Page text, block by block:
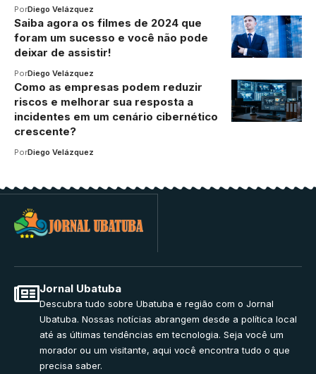
PorDiego Velázquez
Saiba agora os filmes de 2024 que
foram um sucesso e você não pode
deixar de assistir!
PorDiego Velázquez
Como as empresas podem reduzir
riscos e melhorar sua resposta a
incidentes em um cenário cibernético
crescente?
PorDiego Velázquez
Jornal Ubatuba
Descubra tudo sobre Ubatuba e região com o Jornal
Ubatuba. Nossas notícias abrangem desde a política local
até as últimas tendências em tecnologia. Seja você um
morador ou um visitante, aqui você encontra tudo o que
precisa saber.